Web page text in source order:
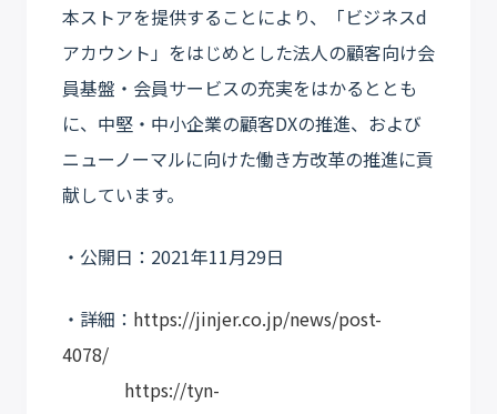
本ストアを提供することにより、「ビジネスd
アカウント」をはじめとした法人の顧客向け会
員基盤・会員サービスの充実をはかるととも
に、中堅・中小企業の顧客DXの推進、および
ニューノーマルに向けた働き方改革の推進に貢
献しています。
・公開日：2021年11月29日
・詳細： https://jinjer.co.jp/news/post-
4078/
https://tyn-